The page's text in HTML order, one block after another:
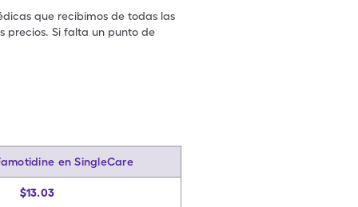
que recibimos de todas las
precios. Si falta un punto de
en SingleCare
$13.03